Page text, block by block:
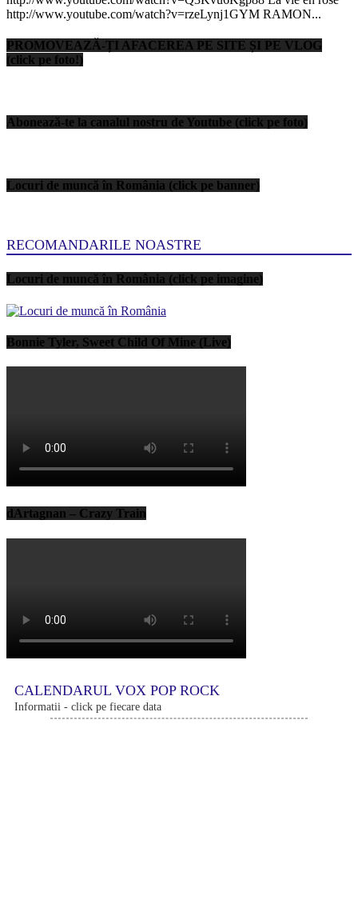
http://www.youtube.com/watch?v=rzeLynj1GYM RAMON...
PROMOVEAZĂ-ȚI AFACEREA PE SITE ȘI PE VLOG
(click pe foto!)
Abonează-te la canalul nostru de Youtube (click pe foto)
Locuri de muncă în România (click pe banner)
RECOMANDARILE NOASTRE
Locuri de muncă în România (click pe imagine)
Bonnie Tyler, Sweet Child Of Mine (Live)
dArtagnan – Crazy Train
CALENDARUL VOX POP ROCK
Informatii - click pe fiecare data